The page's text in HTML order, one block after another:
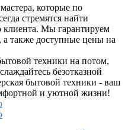
которые по
стремятся найти
клиента. Мы гарантируем
а также доступные цены на
техники на потом,
безотказной
бытовой техники - ваш
и уютной жизни!